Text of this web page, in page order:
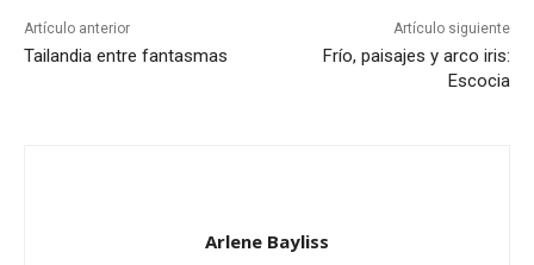
Artículo anterior
Tailandia entre fantasmas
Artículo siguiente
Frío, paisajes y arco iris:
Escocia
Arlene Bayliss